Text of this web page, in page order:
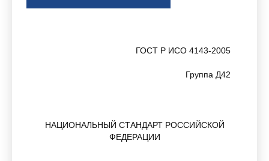
ГОСТ Р ИСО 4143-2005
Группа Д42
НАЦИОНАЛЬНЫЙ СТАНДАРТ РОССИЙСКОЙ
ФЕДЕРАЦИИ